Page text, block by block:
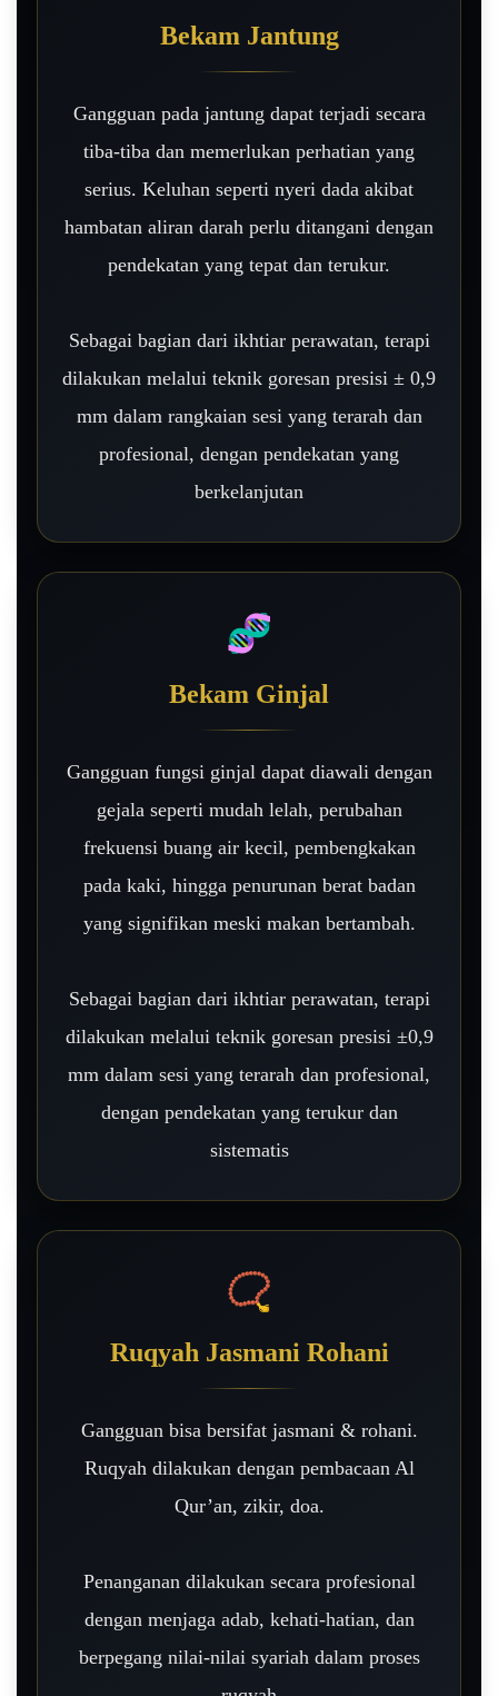
Bekam Jantung
Gangguan pada jantung dapat terjadi secara
tiba-tiba dan memerlukan perhatian yang
serius. Keluhan seperti nyeri dada akibat
hambatan aliran darah perlu ditangani dengan
pendekatan yang tepat dan terukur.
Sebagai bagian dari ikhtiar perawatan, terapi
dilakukan melalui teknik goresan presisi ± 0,9
mm dalam rangkaian sesi yang terarah dan
profesional, dengan pendekatan yang
berkelanjutan
🧬
Bekam Ginjal
Gangguan fungsi ginjal dapat diawali dengan
gejala seperti mudah lelah, perubahan
frekuensi buang air kecil, pembengkakan
pada kaki, hingga penurunan berat badan
yang signifikan meski makan bertambah.
Sebagai bagian dari ikhtiar perawatan, terapi
dilakukan melalui teknik goresan presisi ±0,9
mm dalam sesi yang terarah dan profesional,
dengan pendekatan yang terukur dan
sistematis
📿
Ruqyah Jasmani Rohani
Gangguan bisa bersifat jasmani & rohani.
Ruqyah dilakukan dengan pembacaan Al
Qur’an, zikir, doa.
Penanganan dilakukan secara profesional
dengan menjaga adab, kehati-hatian, dan
berpegang nilai-nilai syariah dalam proses